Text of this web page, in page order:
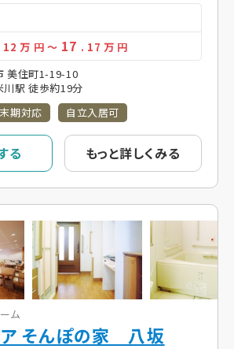
12万 円 ～ 17 . 17 万 円
美住町1-19-10
駅 徒歩約19分
期対応 自立入居可
る もっと詳しくみる
ム
そんぽの家 八坂